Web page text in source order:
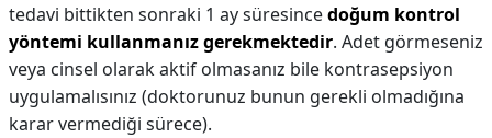
tedavi bittikten sonraki 1 ay süresincedoğum kontrol
yöntemi kullanmanız gerekmektedir. Adet görmeseniz
veya cinsel olarak aktif olmasanız bile kontrasepsiyon
uygulamalısınız (doktorunuz bunun gerekli olmadığına
karar vermediği sürece).